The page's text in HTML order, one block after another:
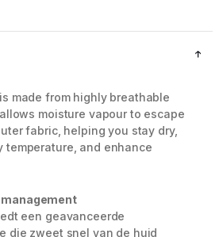
made from highly breathable
moisture vapour to escape
fabric, helping you stay dry,
temperature, and enhance
een geavanceerde
die zweet snel van de huid